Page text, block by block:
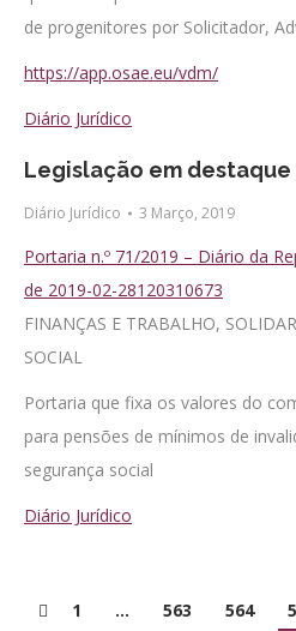
de progenitores por Solicitador,
https://app.osae.eu/vdm/
Diário Jurídico
Legislação em destaque
Diário Jurídico 3 Março, 2019
Portaria n.º 71/2019 – Diário da
de 2019-02-28120310673
FINANÇAS E TRABALHO,
SOCIAL
Portaria que fixa os valores do
para pensões de mínimos de
segurança social
Diário Jurídico
1 … 563 564